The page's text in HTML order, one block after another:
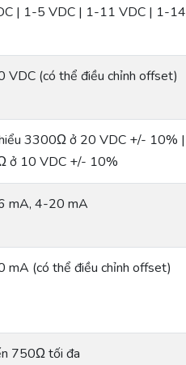
| 1-5 VDC | 1-11 VDC | 1-14
VDC (có thể điều chỉnh offset)
3300Ω ở 20 VDC +/- 10% |
ở 10 VDC +/- 10%
mA, 4-20 mA
mA (có thể điều chỉnh offset)
750Ω tối đa